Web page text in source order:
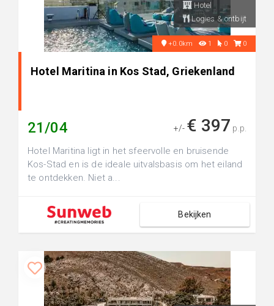
Hotel
Logies & ontbijt
+0.0km 1 0 0
Hotel Maritina in Kos Stad, Griekenland
21/04 +/- € 397 p.p.
Hotel Maritina ligt in het sfeervolle en bruisende
Kos-Stad en is de ideale uitvalsbasis om het eiland
te ontdekken. Niet a...
Bekijken